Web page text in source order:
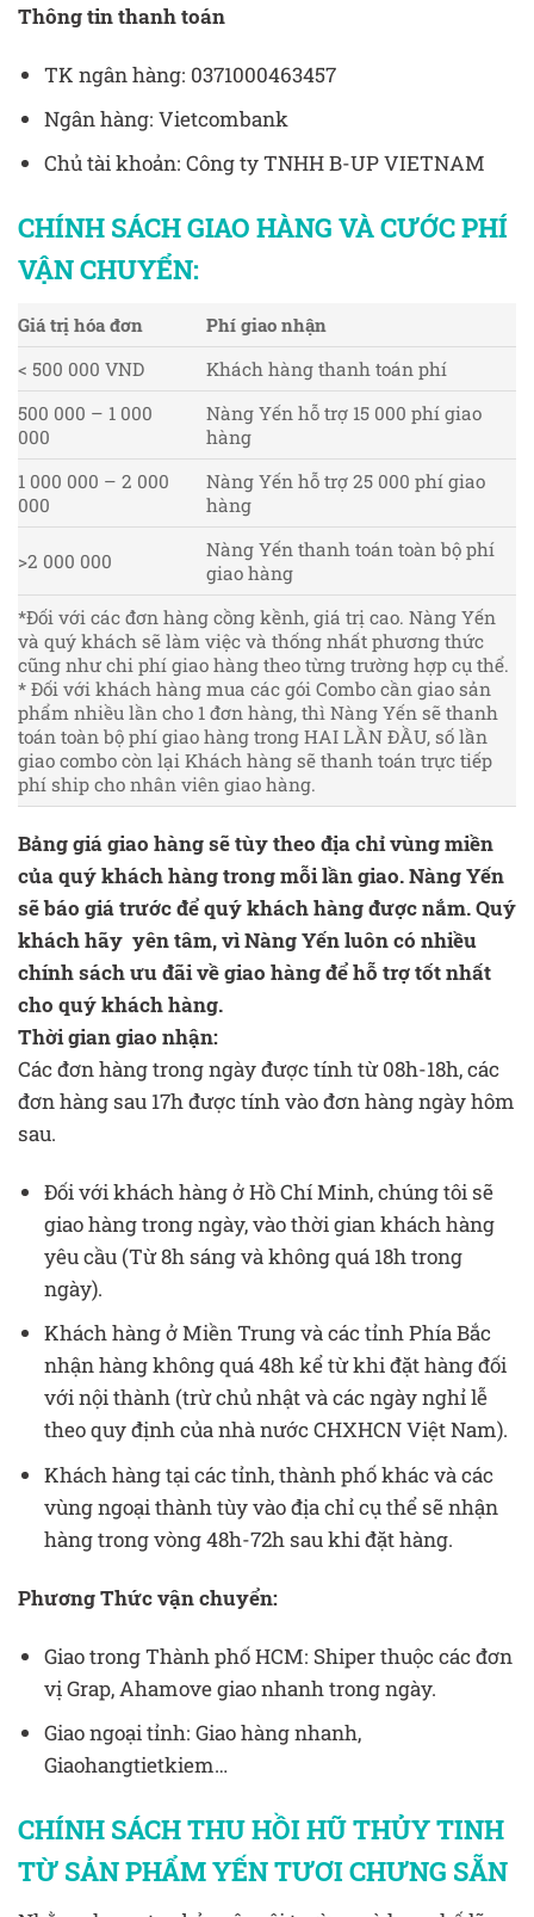
Thông tin thanh toán
TK ngân hàng: 0371000463457
Ngân hàng: Vietcombank
Chủ tài khoản: Công ty TNHH B-UP VIETNAM
CHÍNH SÁCH GIAO HÀNG VÀ CƯỚC PHÍ
VẬN CHUYỂN:
Giá trị hóa đơn
Phí giao nhận
< 500 000 VND
Khách hàng thanh toán phí
500 000 – 1 000
000
Nàng Yến hỗ trợ 15 000 phí giao
hàng
1 000 000 – 2 000
000
Nàng Yến hỗ trợ 25 000 phí giao
hàng
>2 000 000
Nàng Yến thanh toán toàn bộ phí
giao hàng
*Đối với các đơn hàng cồng kềnh, giá trị cao. Nàng Yến
và quý khách sẽ làm việc và thống nhất phương thức
cũng như chi phí giao hàng theo từng trường hợp cụ thể.
* Đối với khách hàng mua các gói Combo cần giao sản
phẩm nhiều lần cho 1 đơn hàng, thì Nàng Yến sẽ thanh
toán toàn bộ phí giao hàng trong HAI LẦN ĐẦU, số lần
giao combo còn lại Khách hàng sẽ thanh toán trực tiếp
phí ship cho nhân viên giao hàng.
Bảng giá giao hàngsẽ tùy theo địa chỉ vùng miền
của quý khách hàng trong mỗi lần giao. Nàng Yến
sẽ báo giá trước để quý khách hàng được nắm. Quý
khách hãy yên tâm, vì Nàng Yến luôn có nhiều
chính sách ưu đãi về giao hàng để hỗ trợ tốt nhất
cho quý khách hàng.
Thời gian giao nhận:
Các đơn hàng trong ngày được tính từ 08h-18h, các
đơn hàng sau 17h được tính vào đơn hàng ngày hôm
sau.
Đối với khách hàng ở Hồ Chí Minh, chúng tôi sẽ
giao hàng trong ngày, vào thời gian khách hàng
yêu cầu (Từ 8h sáng và không quá 18h trong
ngày).
Khách hàng ở Miền Trung và các tỉnh Phía Bắc
nhận hàng không quá 48h kể từ khi đặt hàng đối
với nội thành (trừ chủ nhật và các ngày nghỉ lễ
theo quy định của nhà nước CHXHCN Việt Nam).
Khách hàng tại các tỉnh, thành phố khác và các
vùng ngoại thành tùy vào địa chỉ cụ thể sẽ nhận
hàng trong vòng 48h-72h sau khi đặt hàng.
Phương Thức vận chuyển:
Giao trong Thành phố HCM: Shiper thuộc các đơn
vị Grap, Ahamove giao nhanh trong ngày.
Giao ngoại tỉnh: Giao hàng nhanh,
Giaohangtietkiem…
CHÍNH SÁCH THU HỒI HŨ THỦY TINH
TỪ SẢN PHẨM YẾN TƯƠI CHƯNG SẴN